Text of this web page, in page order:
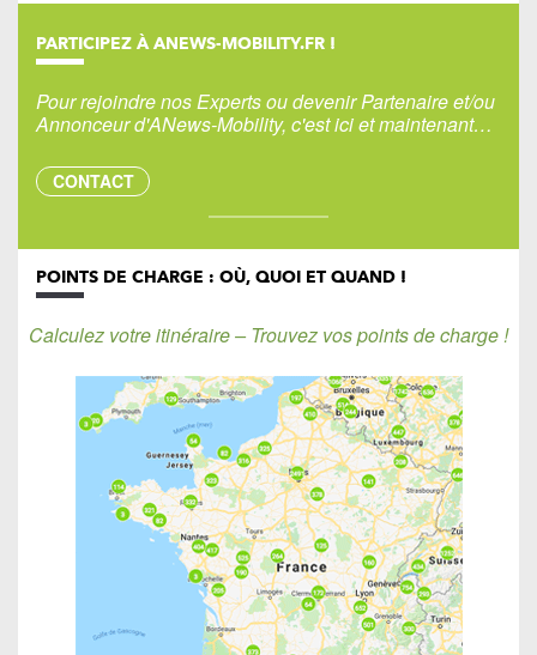
PARTICIPEZ À ANEWS-MOBILITY.FR !
Pour rejoindre nos Experts ou devenir Partenaire et/ou
Annonceur d'ANews-Mobility, c'est ici et maintenant…
CONTACT
POINTS DE CHARGE : OÙ, QUOI ET QUAND !
Calculez votre itinéraire – Trouvez vos points de charge !